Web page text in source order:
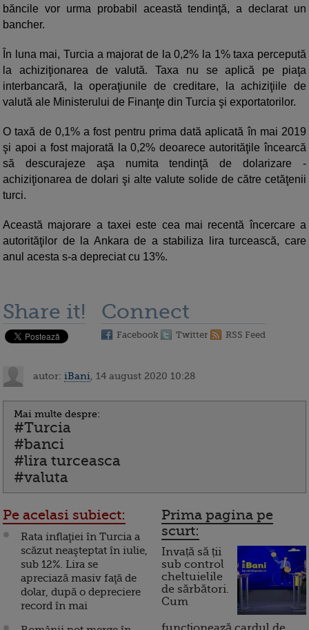
băncile vor urma probabil această tendinţă, a declarat un
bancher.
În luna mai, Turcia a majorat de la 0,2% la 1% taxa percepută
la achiziţionarea de valută. Taxa nu se aplică pe piaţa
interbancară, la operaţiunile de creditare, la achiziţiile de
valută ale Ministerului de Finanţe din Turcia şi exportatorilor.
O taxă de 0,1% a fost pentru prima dată aplicată în mai 2019
şi apoi a fost majorată la 0,2% deoarece autorităţile încearcă
să descurajeze aşa numita tendinţă de dolarizare -
achiziţionarea de dolari şi alte valute solide de către cetăţenii
turci.
Această majorare a taxei este cea mai recentă încercare a
autorităţilor de la Ankara de a stabiliza lira turcească, care
anul acesta s-a depreciat cu 13%.
Share it! Connect
Facebook Twitter RSS Feed
autor: iBani , 14 august 2020 10:28
Mai multe despre:
#Turcia
#banci
#lira turceasca
#valuta
Pe acelasi subiect:
Rata inflaţiei în Turcia a
scăzut neaşteptat în iulie,
sub 12%. Lira se
apreciază masiv faţă de
dolar, după o depreciere
record în mai
Prima pagina pe
scurt:
Invață să ții
sub control
cheltuielile
de sărbători.
Cum